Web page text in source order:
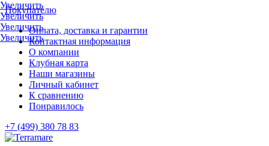
Покупателю
Оплата, доставка и гарантии
Контактная информация
О компании
Клубная карта
Наши магазины
Личный кабинет
К сравнению
Понравилось
+7 (499) 380 78 83
Увеличить
Увеличить
Увеличить
Увеличить